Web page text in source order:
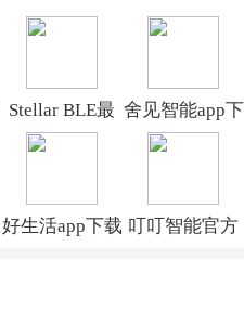
Stellar BLE最
新版下载v1.3.0
舍见智能app下
载官方版v1.3.0
好生活app下载 叮叮智能官方